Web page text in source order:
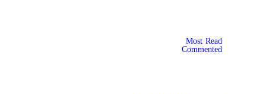
Most Read
Commented